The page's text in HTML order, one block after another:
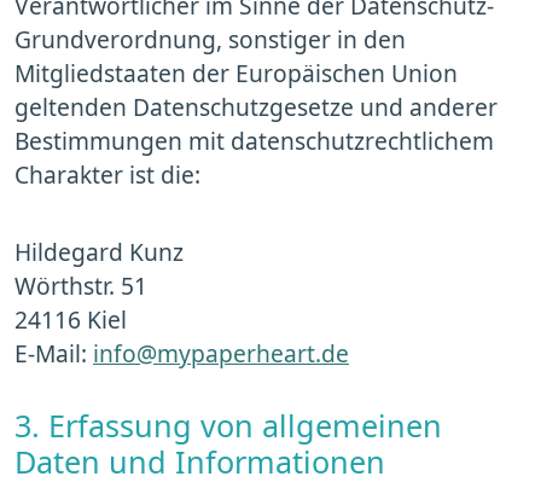
Grundverordnung, sonstiger in den
Mitgliedstaaten der Europäischen Union
geltenden Datenschutzgesetze und anderer
Bestimmungen mit datenschutzrechtlichem
Charakter ist die:
Hildegard Kunz
Wörthstr. 51
24116 Kiel
E-Mail: info@mypaperheart.de
3. Erfassung von allgemeinen
Daten und Informationen